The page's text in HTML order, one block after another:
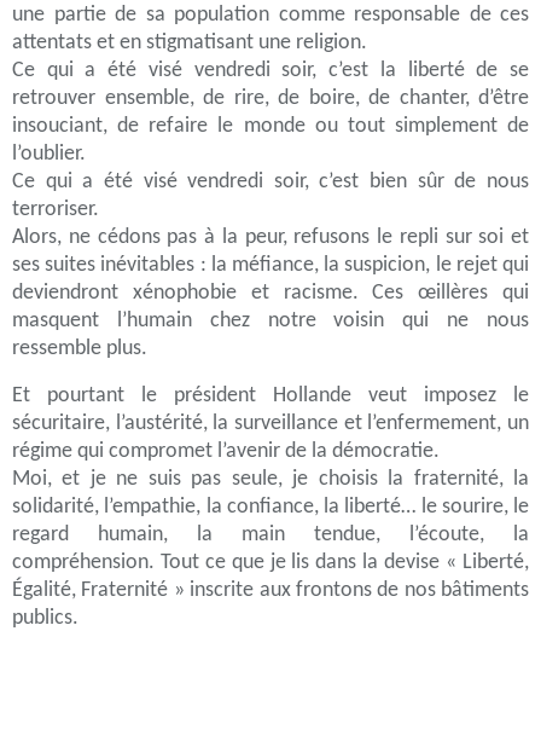
une partie de sa population comme responsable de ces
attentats et en stigmatisant une religion.
Ce qui a été visé vendredi soir, c’est la liberté de se
retrouver ensemble, de rire, de boire, de chanter, d’être
insouciant, de refaire le monde ou tout simplement de
l’oublier.
Ce qui a été visé vendredi soir, c’est bien sûr de nous
terroriser.
Alors, ne cédons pas à la peur, refusons le repli sur soi et
ses suites inévitables : la méfiance, la suspicion, le rejet qui
deviendront xénophobie et racisme. Ces œillères qui
masquent l’humain chez notre voisin qui ne nous
ressemble plus.
Et pourtant le président Hollande veut imposez le
sécuritaire, l’austérité, la surveillance et l’enfermement, un
régime qui compromet l’avenir de la démocratie.
Moi, et je ne suis pas seule, je choisis la fraternité, la
solidarité, l’empathie, la confiance, la liberté… le sourire, le
regard humain, la main tendue, l’écoute, la
compréhension. Tout ce que je lis dans la devise « Liberté,
Égalité, Fraternité » inscrite aux frontons de nos bâtiments
publics.